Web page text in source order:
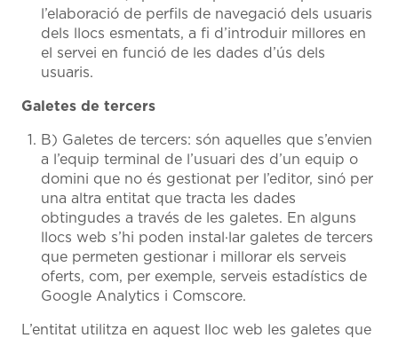
l’elaboració de perfils de navegació dels usuaris
dels llocs esmentats, a fi d’introduir millores en
el servei en funció de les dades d’ús dels
usuaris.
Galetes de tercers
B) Galetes de tercers: són aquelles que s’envien
a l’equip terminal de l’usuari des d’un equip o
domini que no és gestionat per l’editor, sinó per
una altra entitat que tracta les dades
obtingudes a través de les galetes. En alguns
llocs web s’hi poden instal·lar galetes de tercers
que permeten gestionar i millorar els serveis
oferts, com, per exemple, serveis estadístics de
Google Analytics i Comscore.
L’entitat utilitza en aquest lloc web les galetes que